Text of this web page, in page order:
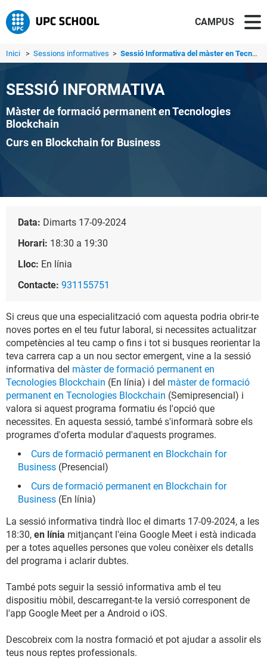
CAMPUS
Inici > Sessions informatives > Sessió Informativa del màster en Tecnologies Blockchain
SESSIÓ INFORMATIVA
Màster de formació permanent en Tecnologies
Blockchain
Curs en Blockchain for Business
Data: Dimarts 17-09-2024
Horari: 18:30 a 19:30
Lloc: En línia
Contacte: 931155751
Si creus que una especialització com aquesta podria obrir-te
noves portes en el teu futur laboral, si necessites actualitzar
competències al teu camp o fins i tot si busques reorientar la
teva carrera cap a un nou sector emergent, vine a la sessió
informativa del màster de formació permanent en
Tecnologies Blockchain (En línia) i del màster de formació
permanent en Tecnologies Blockchain (Semipresencial) i
valora si aquest programa formatiu és l'opció que
necessites. En aquesta sessió, també s'informarà sobre els
programes d'oferta modular d'aquests programes.
Curs de formació permanent en Blockchain for
Business (Presencial)
Curs de formació permanent en Blockchain for
Business (En línia)
La sessió informativa tindrà lloc el dimarts 17-09-2024, a les
18:30, en línia mitjançant l'eina Google Meet i està indicada
per a totes aquelles persones que voleu conèixer els detalls
del programa i aclarir dubtes.
També pots seguir la sessió informativa amb el teu
dispositiu mòbil, descarregant-te la versió corresponent de
l'app Google Meet per a Android o iOS.
Descobreix com la nostra formació et pot ajudar a assolir els
teus nous reptes professionals.